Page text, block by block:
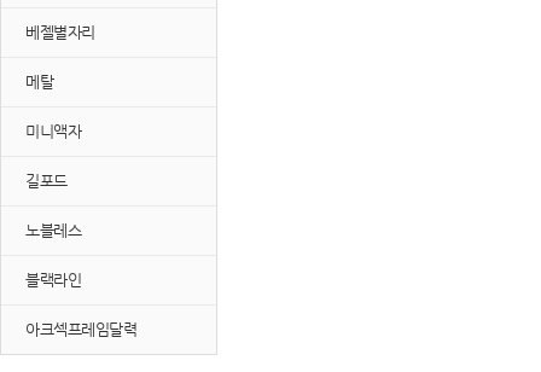
베젤별자리
메탈
미니액자
길포드
노블레스
블랙라인
아크섹프레임달력